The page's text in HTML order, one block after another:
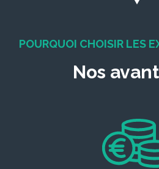
POURQUOI CHOISIR LES
Nos